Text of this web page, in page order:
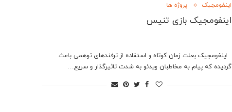
اینفومجیک پروژه ها
اینفومجیک بازی تنیس
اینفومجیک بعلت زمان کوتاه و استفاده از ترفندهای توهمی باعث
گردیده که پیام به مخاطبان ویدئو به شدت تاثیرگذار و سریع…